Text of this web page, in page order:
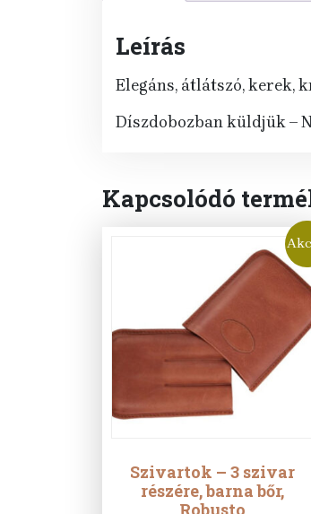
Leírás
Elegáns, átlátszó, kerek,
Díszdobozban küldjük –
Kapcsolódó
Szivartok – 3 szivar
részére, barna bőr,